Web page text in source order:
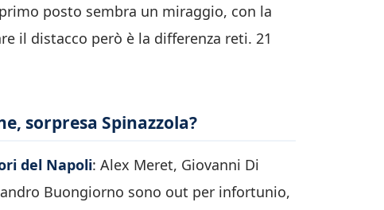
posto sembra un miraggio, con la
il distacco però è la differenza reti. 21
sorpresa Spinazzola?
del Napoli: Alex Meret, Giovanni Di
Buongiorno sono out per infortunio,